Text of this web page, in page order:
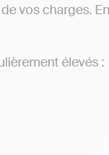
vos charges.
élevés :